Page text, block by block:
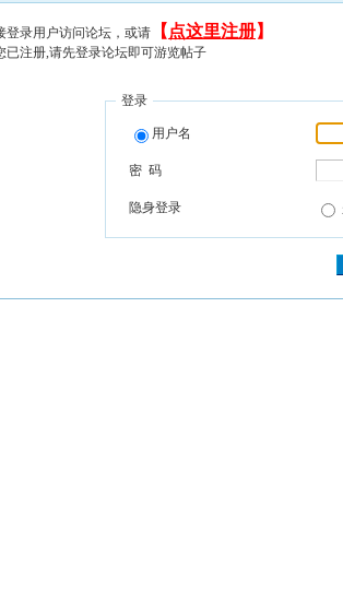
登录用户访问论坛，或请 【 点这里注册】
已注册,请先登录论坛即可游览帖子
登录
用户名
密 码
隐身登录